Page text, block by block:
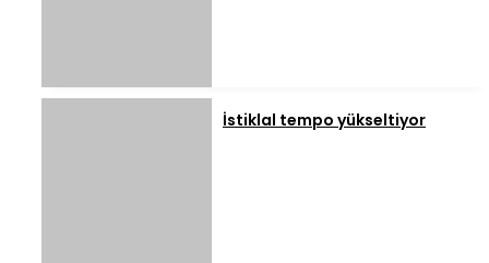
İstiklal tempo yükseltiyor